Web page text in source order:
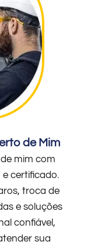
de Mim
mim com
certificado.
troca de
e soluções
confiável,
sua